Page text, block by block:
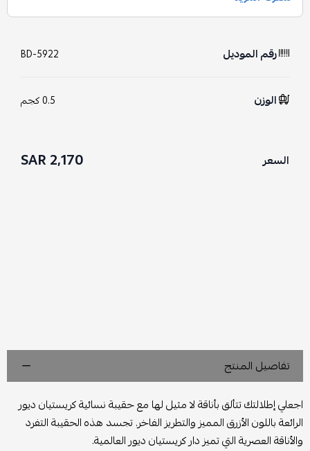
رقم الموديل BD-5922
الوزن 0.5 كجم
السعر 2,170 SAR
تفاصيل المنتج
اجعلي إطلالتك تتألق بأناقة لا مثيل لها مع حقيبة نسائية كريستيان ديور
الرائعة باللون الأزرق المميز والتطريز الفاخر. تجسد هذه الحقيبة التفرد
والأناقة العصرية التي تميز دار كريستيان ديور العالمية.